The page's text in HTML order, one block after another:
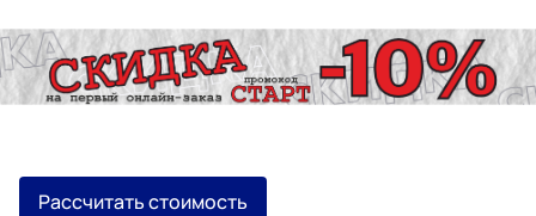
Рассчитать стоимость